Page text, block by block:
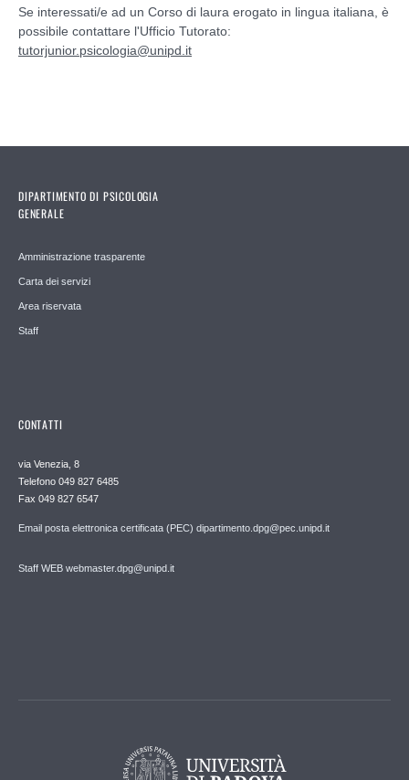
Se interessati/e ad un Corso di laura erogato in lingua italiana, è
possibile contattare l'Ufficio Tutorato:
tutorjunior.psicologia@unipd.it
DIPARTIMENTO DI PSICOLOGIA
GENERALE
Amministrazione trasparente
Carta dei servizi
Area riservata
Staff
CONTATTI
via Venezia, 8
Telefono 049 827 6485
Fax 049 827 6547
Email posta elettronica certificata (PEC) dipartimento.dpg@pec.unipd.it
Staff WEB webmaster.dpg@unipd.it